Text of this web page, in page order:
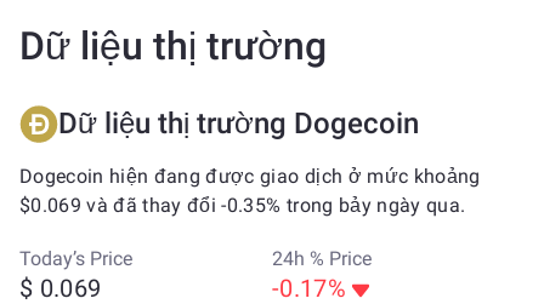
Dữ liệu thị trường
Dữ liệu thị trường Dogecoin
Dogecoin hiện đang được giao dịch ở mức khoảng
$0.069 và đã thay đổi -0.35% trong bảy ngày qua.
Today’s Price
$ 0.069
24h % Price
-0.17%